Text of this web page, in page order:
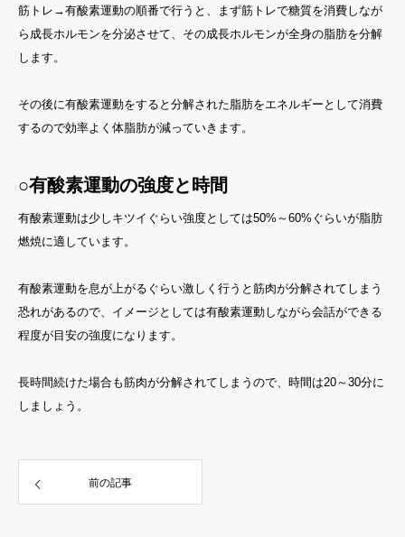
筋トレ→有酸素運動の順番で行うと、まず筋トレで糖質を消費しなが
ら成長ホルモンを分泌させて、その成長ホルモンが全身の脂肪を分解
します。
その後に有酸素運動をすると分解された脂肪をエネルギーとして消費
するので効率よく体脂肪が減っていきます。
○有酸素運動の強度と時間
有酸素運動は少しキツイぐらい強度としては50%～60%ぐらいが脂肪
燃焼に適しています。
有酸素運動を息が上がるぐらい激しく行うと筋肉が分解されてしまう
恐れがあるので、イメージとしては有酸素運動しながら会話ができる
程度が目安の強度になります。
長時間続けた場合も筋肉が分解されてしまうので、時間は20～30分に
しましょう。
前の記事